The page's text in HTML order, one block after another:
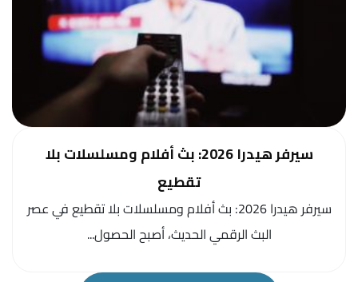
سيرفر هيدرا 2026: بث أفلام ومسلسلات بلا
تقطيع
سيرفر هيدرا 2026: بث أفلام ومسلسلات بلا تقطيع في عصر
البث الرقمي الحديث، أصبح الحصول...